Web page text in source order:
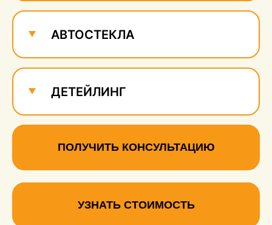
АВТОСТЕКЛА
ДЕТЕЙЛИНГ
ПОЛУЧИТЬ КОНСУЛЬТАЦИЮ
УЗНАТЬ СТОИМОСТЬ